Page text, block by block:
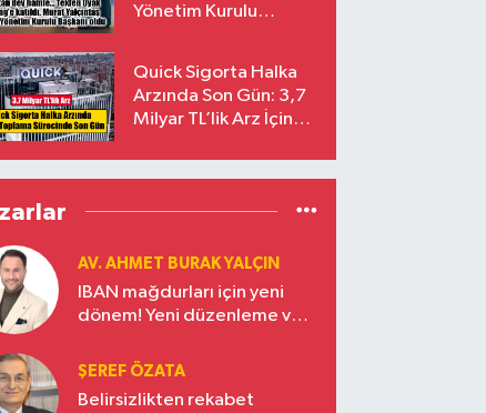
Yönetim Kurulu
Quick Sigorta Halka
Arzında Son Gün: 3,7
Milyar TL’lik Arz İçin
Eriyor
AV. AHMET BURAK YALÇIN
IBAN mağdurları için yeni
dönem! Yeni düzenleme ve
ŞEREF ÖZATA
Belirsizlikten rekabet